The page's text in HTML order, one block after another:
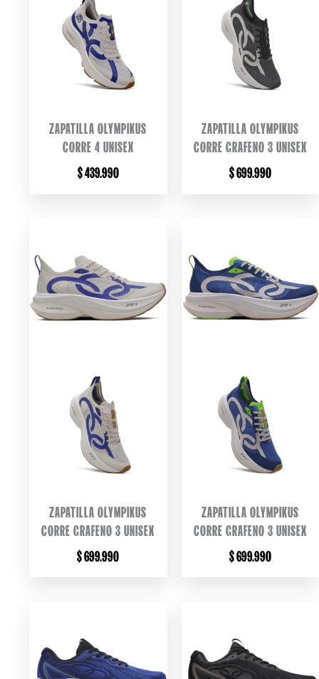
ZAPATILLA OLYMPIKUS
CORRE 4 UNISEX
$439.990
ZAPATILLA OLYMPIKUS
CORRE GRAFENO 3 UNISEX
$699.990
ZAPATILLA OLYMPIKUS
CORRE GRAFENO 3 UNISEX
$699.990
ZAPATILLA OLYMPIKUS
CORRE GRAFENO 3 UNISEX
$699.990